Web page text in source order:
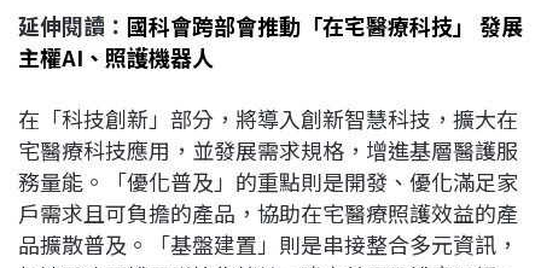
延伸閱讀： 國科會跨部會推動「在宅醫療科技」 發展
主權AI、照護機器人
在「科技創新」部分，將導入創新智慧科技，擴大在
宅醫療科技應用，並發展需求規格，增進基層醫護服
務量能。「優化普及」的重點則是開發、優化滿足家
戶需求且可負擔的產品，協助在宅醫療照護效益的產
品擴散普及。「基盤建置」則是串接整合多元資訊，